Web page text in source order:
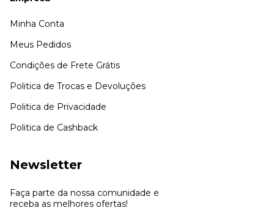
Minha Conta
Meus Pedidos
Condições de Frete Grátis
Politica de Trocas e Devoluções
Politica de Privacidade
Politica de Cashback
Newsletter
Faça parte da nossa comunidade e
receba as melhores ofertas!